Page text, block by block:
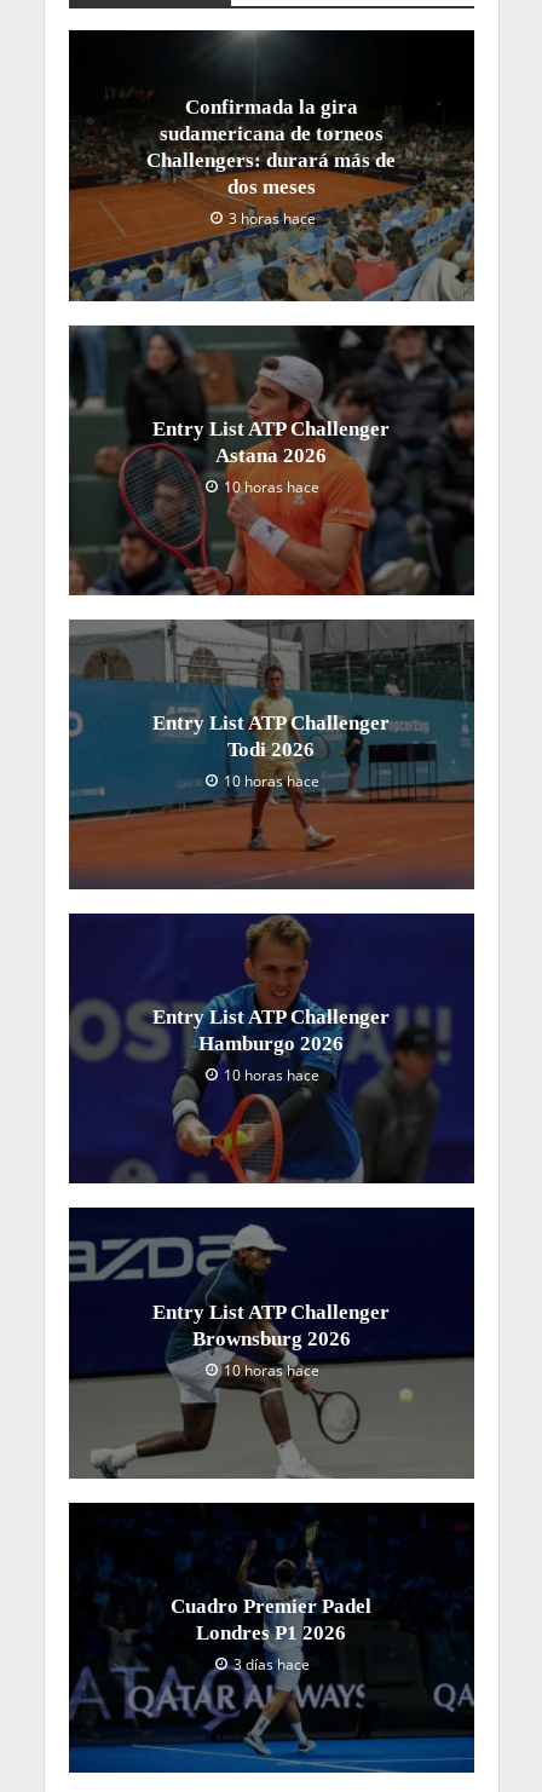
Confirmada la gira
sudamericana de torneos
Challengers: durará más de
dos meses
3 horas hace
Entry List ATP Challenger
Astana 2026
10 horas hace
Entry List ATP Challenger
Todi 2026
10 horas hace
Entry List ATP Challenger
Hamburgo 2026
10 horas hace
Entry List ATP Challenger
Brownsburg 2026
10 horas hace
Cuadro Premier Padel
Londres P1 2026
3 días hace